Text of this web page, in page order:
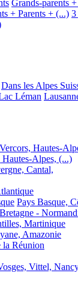
Grands-parents
+ Parents + (...) 3
Dans les Alpes
Léman
Hautes-
Alpes, (...)
Cantal,
Pays Basque,
Bretagne -
Martinique
Amazonie
la Réunion
Vittel,